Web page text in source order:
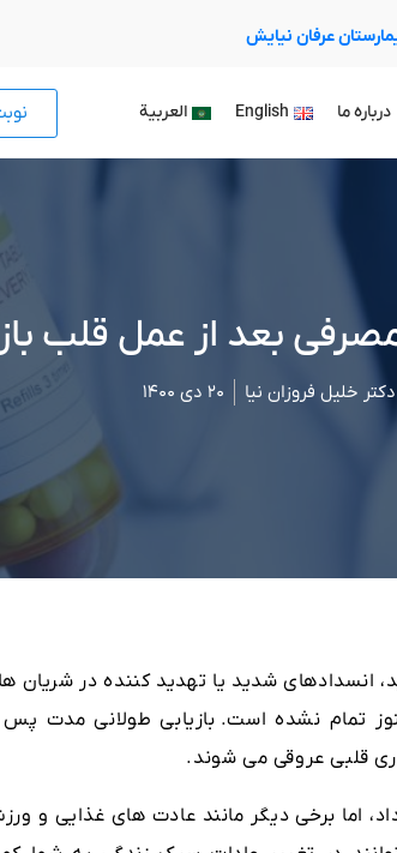
عرفان نیایش
درباره ما English العربية
بعد از عمل قلب
دکتر خلیل فروزان نیا ۲۰ دی ۱۴۰۰
انسدادهای شدید یا تهدید کننده در شریان
تمام نشده است. بازیابی طولانی مدت پس
قلبی عروقی می شوند.
اما برخی دیگر مانند عادت های غذایی و